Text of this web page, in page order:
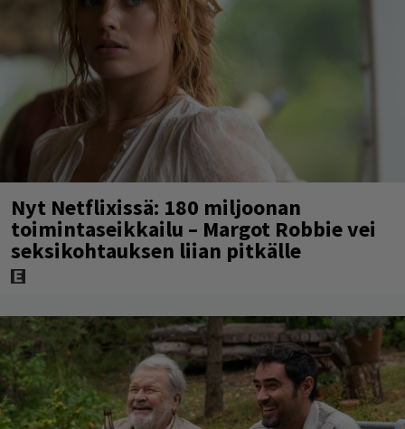
Nyt Netflixissä: 180 miljoonan
toimintaseikkailu – Margot Robbie vei
seksikohtauksen liian pitkälle